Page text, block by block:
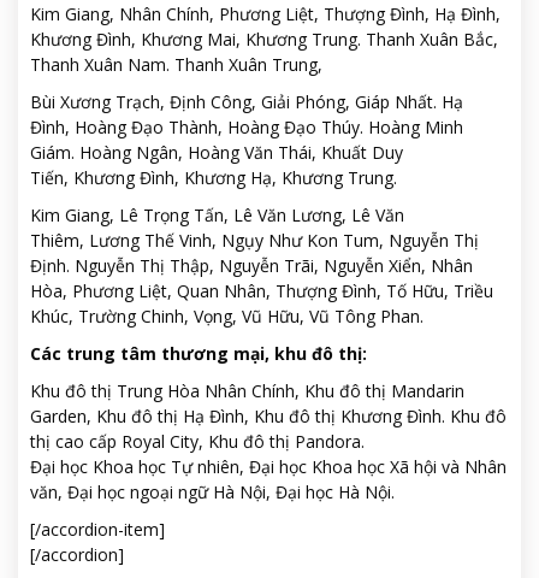
Kim Giang, Nhân Chính, Phương Liệt, Thượng Đình, Hạ Đình,
Khương Đình, Khương Mai, Khương Trung. Thanh Xuân Bắc,
Thanh Xuân Nam. Thanh Xuân Trung,
Bùi Xương Trạch, Định Công, Giải Phóng, Giáp Nhất. Hạ
Đình, Hoàng Đạo Thành, Hoàng Đạo Thúy. Hoàng Minh
Giám. Hoàng Ngân, Hoàng Văn Thái, Khuất Duy
Tiến, Khương Đình, Khương Hạ, Khương Trung.
Kim Giang, Lê Trọng Tấn, Lê Văn Lương, Lê Văn
Thiêm, Lương Thế Vinh, Ngụy Như Kon Tum, Nguyễn Thị
Định. Nguyễn Thị Thập, Nguyễn Trãi, Nguyễn Xiển, Nhân
Hòa, Phương Liệt, Quan Nhân, Thượng Đình, Tố Hữu, Triều
Khúc, Trường Chinh, Vọng, Vũ Hữu, Vũ Tông Phan.
Các trung tâm thương mại, khu đô thị:
Khu đô thị Trung Hòa Nhân Chính, Khu đô thị Mandarin
Garden, Khu đô thị Hạ Đình, Khu đô thị Khương Đình. Khu đô
thị cao cấp Royal City, Khu đô thị Pandora.
Đại học Khoa học Tự nhiên, Đại học Khoa học Xã hội và Nhân
văn, Đại học ngoại ngữ Hà Nội, Đại học Hà Nội.
[/accordion-item]
[/accordion]